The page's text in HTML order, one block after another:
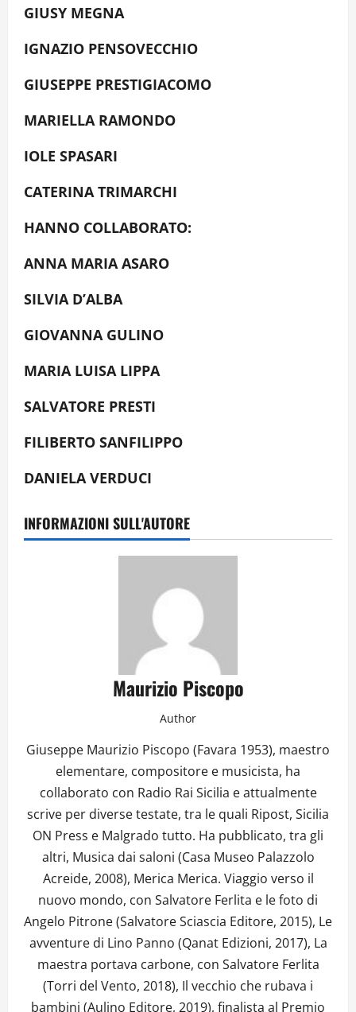
GIUSY MEGNA
IGNAZIO PENSOVECCHIO
GIUSEPPE PRESTIGIACOMO
MARIELLA RAMONDO
IOLE SPASARI
CATERINA TRIMARCHI
HANNO COLLABORATO:
ANNA MARIA ASARO
SILVIA D’ALBA
GIOVANNA GULINO
MARIA LUISA LIPPA
SALVATORE PRESTI
FILIBERTO SANFILIPPO
DANIELA VERDUCI
INFORMAZIONI SULL'AUTORE
Maurizio Piscopo
Author
Giuseppe Maurizio Piscopo (Favara 1953), maestro
elementare, compositore e musicista, ha
collaborato con Radio Rai Sicilia e attualmente
scrive per diverse testate, tra le quali Ripost, Sicilia
ON Press e Malgrado tutto. Ha pubblicato, tra gli
altri, Musica dai saloni (Casa Museo Palazzolo
Acreide, 2008), Merica Merica. Viaggio verso il
nuovo mondo, con Salvatore Ferlita e le foto di
Angelo Pitrone (Salvatore Sciascia Editore, 2015), Le
avventure di Lino Panno (Qanat Edizioni, 2017), La
maestra portava carbone, con Salvatore Ferlita
(Torri del Vento, 2018), Il vecchio che rubava i
bambini (Aulino Editore, 2019), finalista al Premio